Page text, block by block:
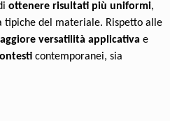
ottenere risultati più uniformi,
tipiche del materiale. Rispetto alle
versatilità applicativa e
contemporanei, sia